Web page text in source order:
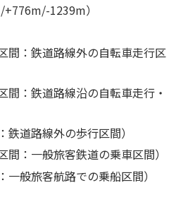
+776m/-1239m）
間：鉄道路線外の自転車走行区
間：鉄道路線沿の自転車走行・
道路線外の歩行区間）
：一般旅客鉄道の乗車区間）
一般旅客航路での乗船区間）